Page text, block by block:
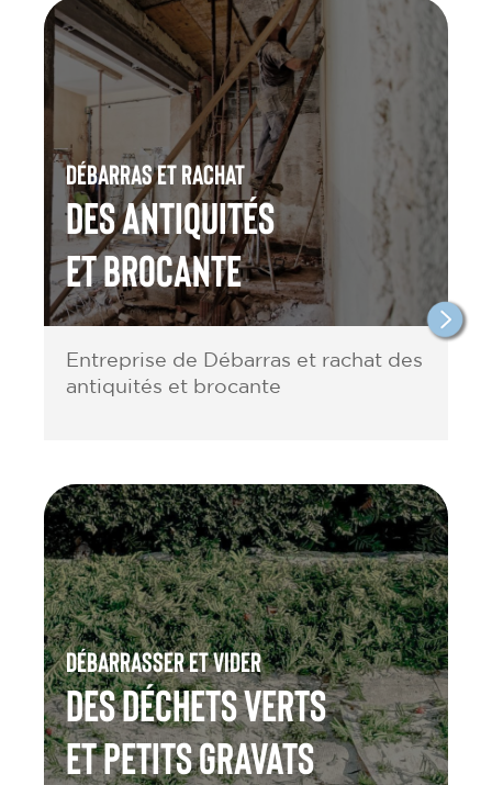
Débarras et rachat
des antiquités
et brocante
Entreprise de Débarras et rachat des
antiquités et brocante
Débarrasser et vider
des Déchets verts
et petits gravats